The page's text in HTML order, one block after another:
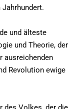
Jahrhundert.
und älteste
und Theorie, der
ausreichenden
Revolution ewige